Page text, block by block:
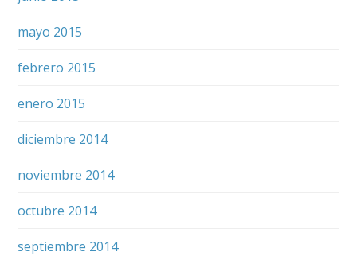
mayo 2015
febrero 2015
enero 2015
diciembre 2014
noviembre 2014
octubre 2014
septiembre 2014